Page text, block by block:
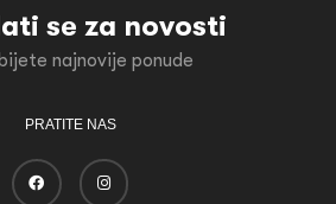
se za novosti
najnovije ponude
PRATITE NAS